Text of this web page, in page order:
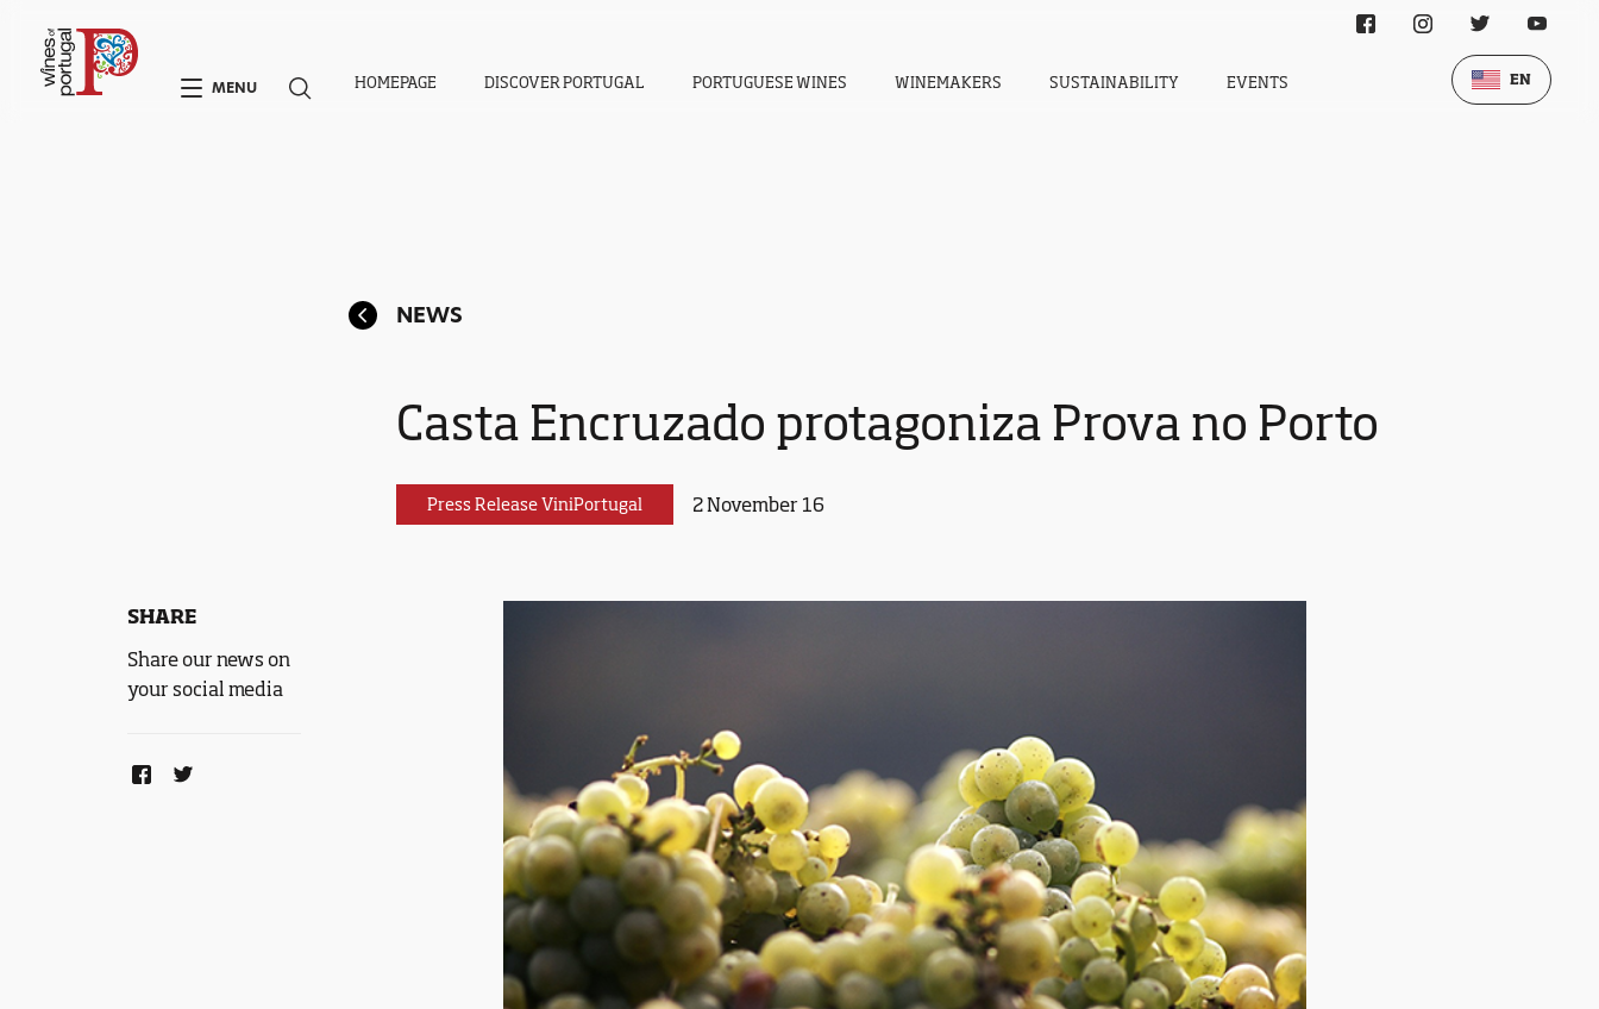
NEWS
Casta Encruzado protagoniza Prova no Porto
Press Release ViniPortugal 2 November 16
SHARE
Share our news on
your social media
MENU HOMEPAGE DISCOVER PORTUGAL PORTUGUESE WINES WINEMAKERS SUSTAINABILITY EVENTS EN